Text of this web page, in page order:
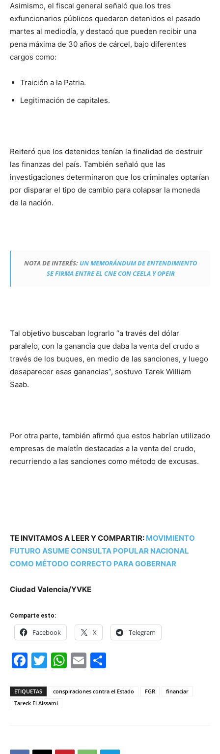
Asimismo, el fiscal general señaló que los tres
exfuncionarios públicos quedaron detenidos el pasado
martes al mediodía, y destacó que pueden recibir una
pena máxima de 30 años de cárcel, bajo diferentes
cargos como:
Traición a la Patria.
Legitimación de capitales.
Reiteró que los detenidos tenían la finalidad de destruir
las finanzas del país. También señaló que las
investigaciones determinaron que los criminales optarían
por disparar el tipo de cambio para colapsar la moneda
de la nación.
NOTA DE INTERÉS: UN MEMORÁNDUM DE ENTENDIMIENTO
SE FIRMA ENTRE EL CNE CON CEELA Y OPEIR
Tal objetivo buscaban lograrlo “a través del dólar
paralelo, con la ganancia que daba la venta del crudo a
través de los buques, en medio de las sanciones, y luego
desaparecer esas ganancias”, sostuvo Tarek William
Saab.
Por otra parte, también afirmó que estos habrían utilizado
empresas de maletín destacadas a la venta del crudo,
recurriendo a las sanciones como método de excusas.
TE INVITAMOS A LEER Y COMPARTIR: MOVIMIENTO
FUTURO ASUME CONSULTA POPULAR NACIONAL
COMO MÉTODO CORRECTO PARA GOBERNAR
Ciudad Valencia/YVKE
Comparte esto:
Facebook X Telegram
Facebook
Twitter
WhatsApp
Email
ETIQUETAS conspiraciones contra el Estado FGR
financiar
Tareck El Aissami